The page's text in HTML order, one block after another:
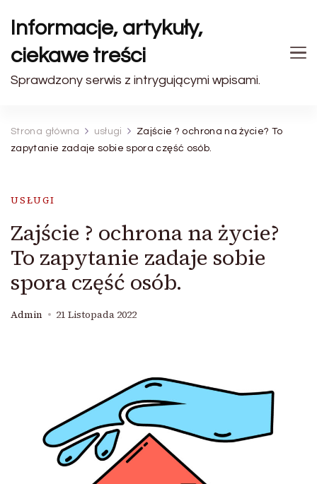
Informacje, artykuły,
ciekawe treści
Sprawdzony serwis z intrygującymi wpisami.
Strona główna usługi
Zajście ? ochrona na życie? To
zapytanie zadaje sobie spora część osób.
USŁUGI
Zajście ? ochrona na życie?
To zapytanie zadaje sobie
spora część osób.
Admin 21 Listopada 2022